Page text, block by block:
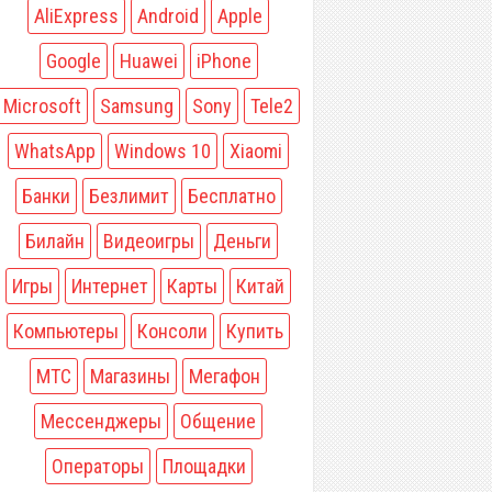
AliExpress Android
Apple
Google
Huawei
iPhone
Microsoft
Samsung Sony
Tele2
WhatsApp
Windows 10
Xiaomi
Банки
Безлимит
Бесплатно
Билайн
Видеоигры
Деньги
Игры
Интернет Карты
Китай
Компьютеры
Консоли
Купить
МТС
Магазины
Мегафон
Мессенджеры
Общение
Операторы
Площадки